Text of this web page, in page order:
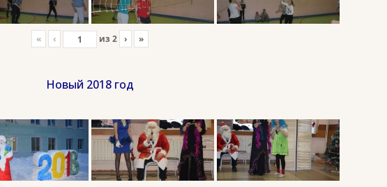
« ‹ из 2 › »
Новый 2018 год